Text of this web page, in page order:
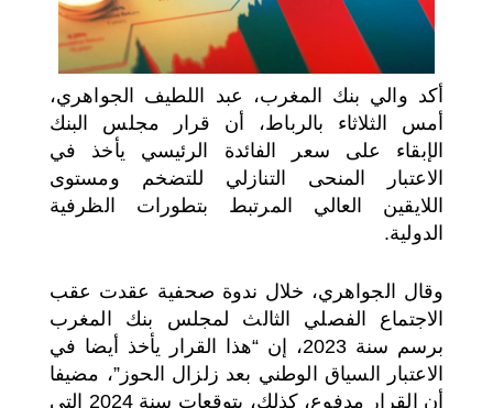
أكد والي بنك المغرب، عبد اللطيف الجواهري،
أمس الثلاثاء بالرباط، أن قرار مجلس البنك
الإبقاء على سعر الفائدة الرئيسي يأخذ في
الاعتبار المنحى التنازلي للتضخم ومستوى
اللايقين العالي المرتبط بتطورات الظرفية
الدولية.
وقال الجواهري، خلال ندوة صحفية عقدت عقب
الاجتماع الفصلي الثالث لمجلس بنك المغرب
برسم سنة 2023، إن “هذا القرار يأخذ أيضا في
الاعتبار السياق الوطني بعد زلزال الحوز”، مضيفا
أن القرار مدفوع، كذلك، بتوقعات سنة 2024 التي